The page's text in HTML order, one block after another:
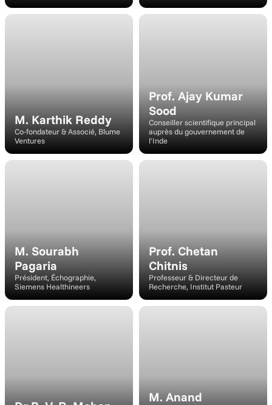
M. Karthik Reddy
Co-fondateur & Associé, Blume
Ventures
Prof. Ajay Kumar
Sood
Conseiller scientifique principal
auprès du gouvernement de
l'Inde
M. Sourabh
Pagaria
Président, Échographie,
Siemens Healthineers
Prof. Chetan
Chitnis
Professeur & Directeur de
Recherche, Institut Pasteur
M. Anand